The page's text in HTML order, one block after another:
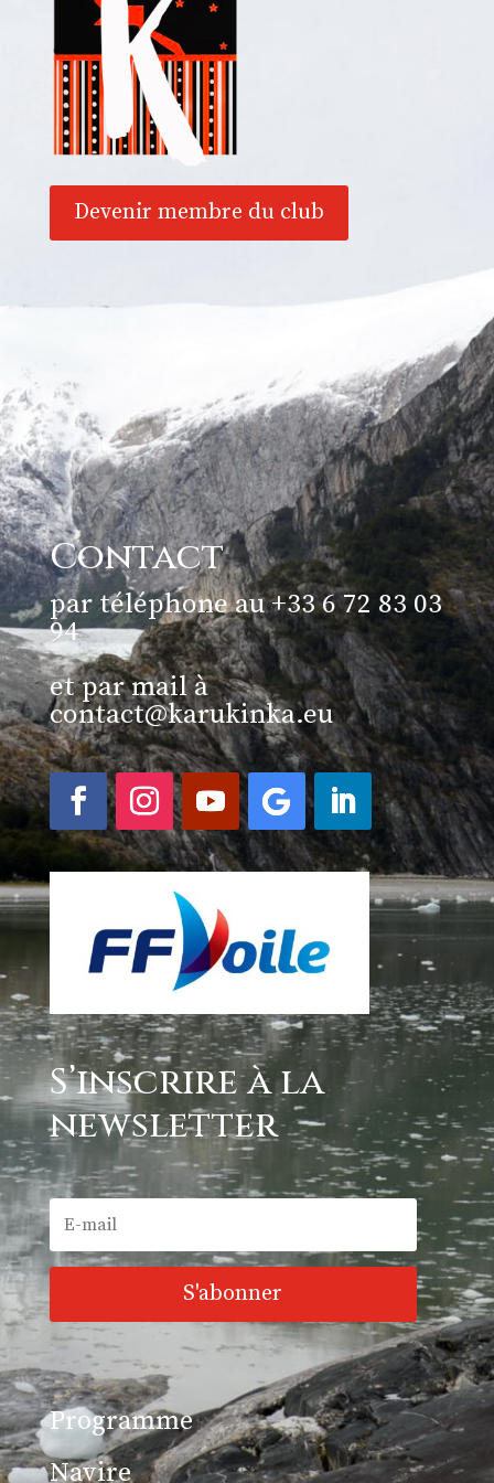
Devenir membre du club
Contact
par téléphone au +33 6 72 83 03
94
et par mail à
contact@karukinka.eu
S’inscrire à la
newsletter
S'abonner
Programme
Navire